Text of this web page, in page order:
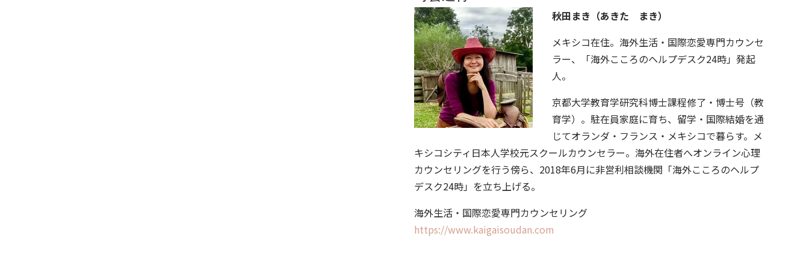
秋田まき（あきた まき）
メキシコ在住。海外生活・国際恋愛専門カウンセ
ラー、
「海外こころのヘルプデスク24時」発起
人。
京都大学教育学研究科博士課程修了・博士号（教
育学）。駐在員家庭に育ち、留学・国際結婚を通
じてオランダ・フランス・メキシコで暮らす。メ
キシコシティ日本人学校元スクールカウンセラー。海外在住者へオンライン心理
カウンセリングを行う傍ら、2018年6月に非営利相談機関「海外こころのヘルプ
デスク24時」を立ち上げる。
海外生活・国際恋愛専門カウンセリング
https://www.kaigaisoudan.com